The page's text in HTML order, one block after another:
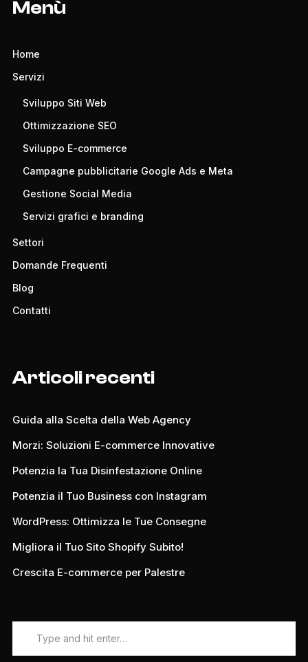
Menù
Home
Servizi
Sviluppo Siti Web
Ottimizzazione SEO
Sviluppo E-commerce
Campagne pubblicitarie Google Ads e Meta
Gestione Social Media
Servizi grafici e branding
Settori
Domande Frequenti
Blog
Contatti
Articoli recenti
Guida alla Scelta della Web Agency
Morzi: Soluzioni E-commerce Innovative
Potenzia la Tua Disinfestazione Online
Potenzia il Tuo Business con Instagram
WordPress: Ottimizza le Tue Consegne
Migliora il Tuo Sito Shopify Subito!
Crescita E-commerce per Palestre